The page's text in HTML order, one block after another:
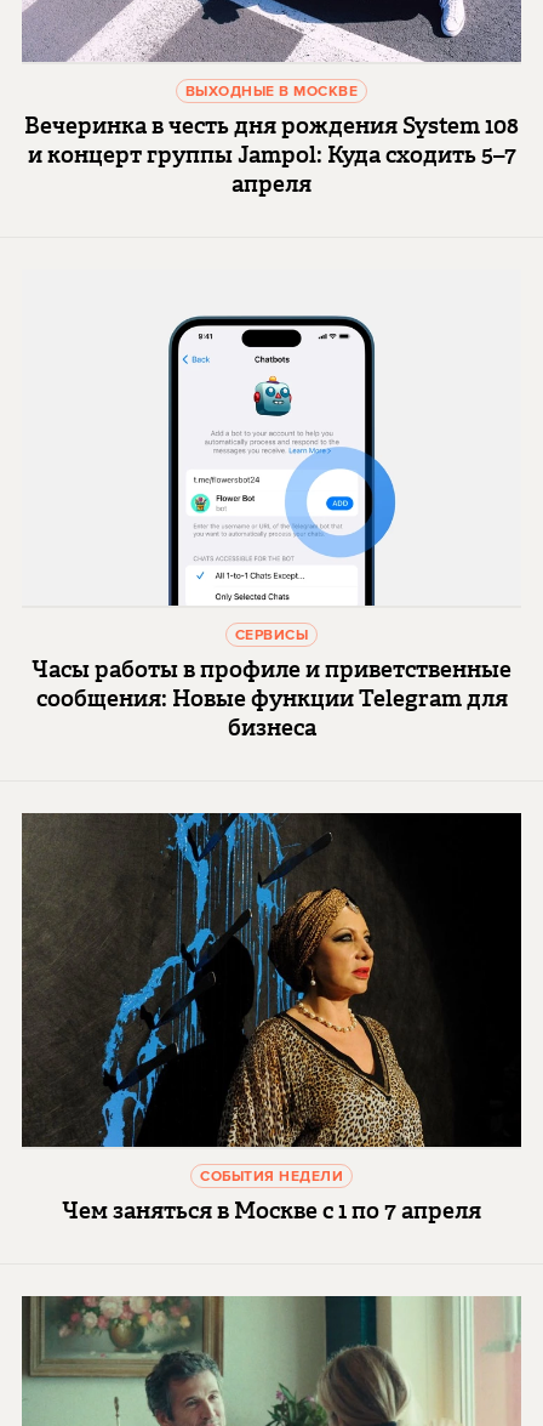
ВЫХОДНЫЕ В МОСКВЕ
Вечеринка в честь дня рождения System 108
и концерт группы Jampol: Куда сходить 5–7
апреля
СЕРВИСЫ
Часы работы в профиле и приветственные
сообщения: Новые функции Telegram для
бизнеса
СОБЫТИЯ НЕДЕЛИ
Чем заняться в Москве с 1 по 7 апреля